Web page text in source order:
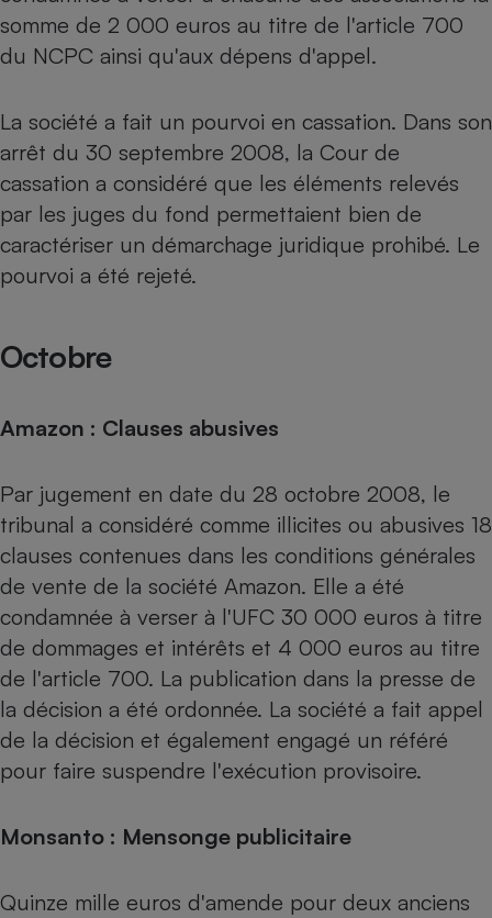
somme de 2 000 euros au titre de l'article 700
du NCPC ainsi qu'aux dépens d'appel.
La société a fait un pourvoi en cassation. Dans son
arrêt du 30 septembre 2008, la Cour de
cassation a considéré que les éléments relevés
par les juges du fond permettaient bien de
caractériser un démarchage juridique prohibé. Le
pourvoi a été rejeté.
Octobre
Amazon : Clauses abusives
Par jugement en date du 28 octobre 2008, le
tribunal a considéré comme illicites ou abusives 18
clauses contenues dans les conditions générales
de vente de la société Amazon. Elle a été
condamnée à verser à l'UFC 30 000 euros à titre
de dommages et intérêts et 4 000 euros au titre
de l'article 700. La publication dans la presse de
la décision a été ordonnée. La société a fait appel
de la décision et également engagé un référé
pour faire suspendre l'exécution provisoire.
Monsanto : Mensonge publicitaire
Quinze mille euros d'amende pour deux anciens